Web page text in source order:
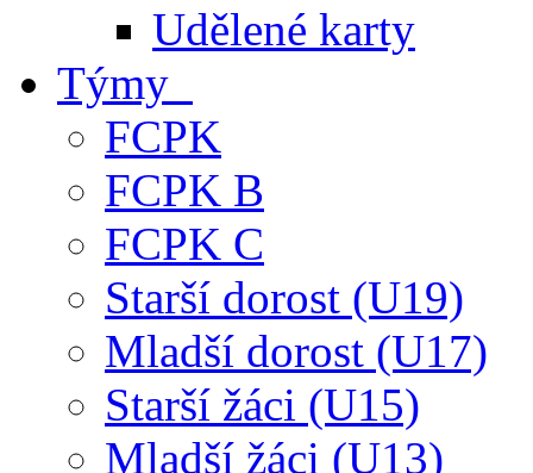
Udělené karty
Týmy
FCPK
FCPK B
FCPK C
Starší dorost (U19)
Mladší dorost (U17)
Starší žáci (U15)
Mladší žáci (U13)